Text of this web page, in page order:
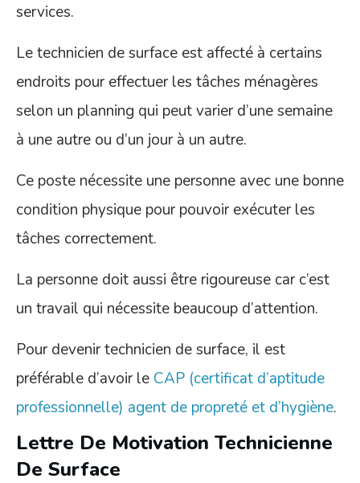
services.
Le technicien de surface est affecté à certains
endroits pour effectuer les tâches ménagères
selon un planning qui peut varier d’une semaine
à une autre ou d’un jour à un autre.
Ce poste nécessite une personne avec une bonne
condition physique pour pouvoir exécuter les
tâches correctement.
La personne doit aussi être rigoureuse car c’est
un travail qui nécessite beaucoup d’attention.
Pour devenir technicien de surface, il est
préférable d’avoir le CAP (certificat d’aptitude
professionnelle) agent de propreté et d’hygiène.
Lettre De Motivation Technicienne
De Surface